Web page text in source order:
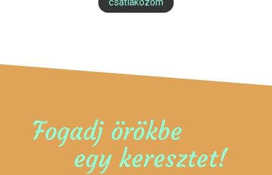
csatlakozom
Fogadj örökbe
egy keresztet!